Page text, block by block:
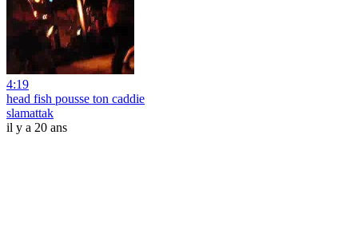
4:19
head fish pousse ton caddie
slamattak
il y a 20 ans